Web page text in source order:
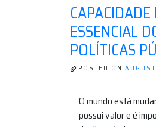
ESSENCIAL
POLÍTICAS
POSTED ON
O mundo está
possui valor e é